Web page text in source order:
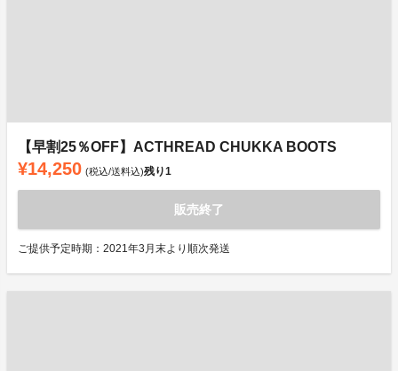
【早割25％OFF】ACTHREAD CHUKKA BOOTS
¥14,250 (税込/送料込)残り1
販売終了
ご提供予定時期：2021年3月末より順次発送